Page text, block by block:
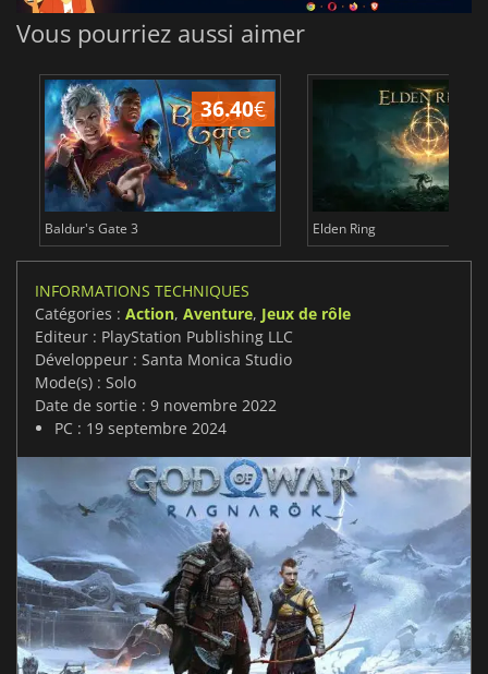
Vous pourriez aussi aimer
36.40€
Baldur's Gate 3 Elden Ring
INFORMATIONS TECHNIQUES
Catégories : Action, Aventure, Jeux de rôle
Editeur : PlayStation Publishing LLC
Développeur : Santa Monica Studio
Mode(s) : Solo
Date de sortie : 9 novembre 2022
PC : 19 septembre 2024